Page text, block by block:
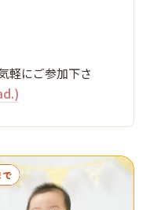
軽にご参加下さ